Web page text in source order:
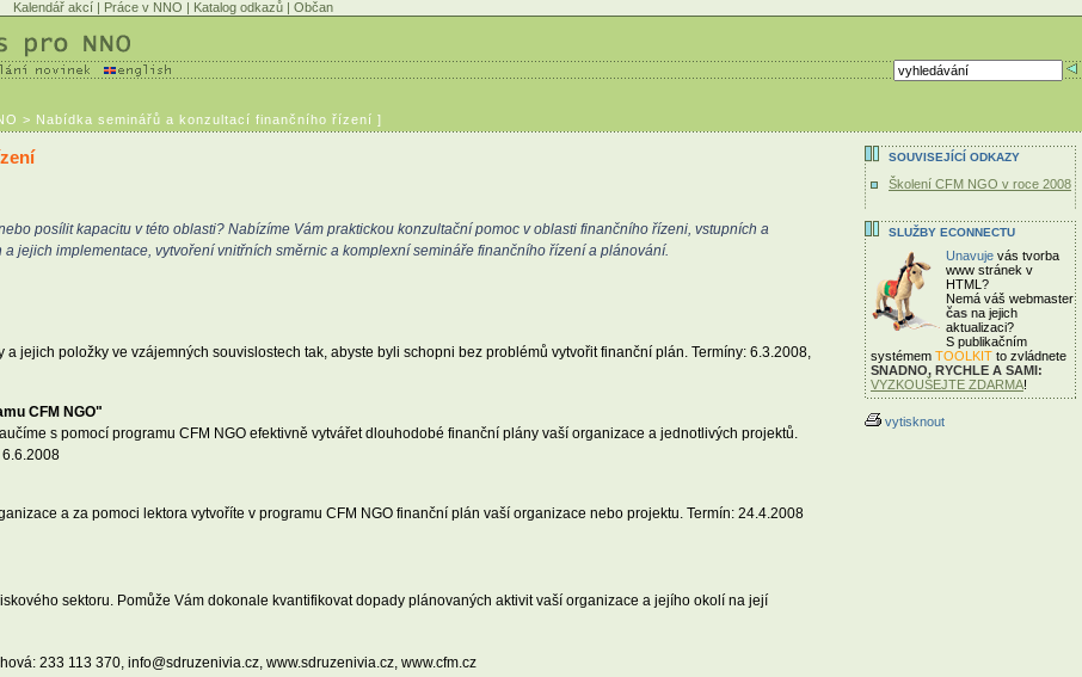
Kalendář akcí | Práce v NNO | Katalog odkazů | Občan
> Nabídka seminářů a konzultací finančního řízení ]
posílit kapacitu v této oblasti? Nabízíme Vám praktickou konzultační pomoc v oblasti finančního řízeni, vstupních a
jejich implementace, vytvoření vnitřních směrnic a komplexní semináře finančního řízení a plánování.
jejich položky ve vzájemných souvislostech tak, abyste byli schopni bez problémů vytvořit finanční plán. Termíny: 6.3.2008,
CFM NGO"
s pomocí programu CFM NGO efektivně vytvářet dlouhodobé finanční plány vaší organizace a jednotlivých projektů.
6.6.2008
a za pomoci lektora vytvoříte v programu CFM NGO finanční plán vaší organizace nebo projektu. Termín: 24.4.2008
sektoru. Pomůže Vám dokonale kvantifikovat dopady plánovaných aktivit vaší organizace a jejího okolí na její
233 113 370, info@sdruzenivia.cz, www.sdruzenivia.cz, www.cfm.cz
SOUVISEJÍCÍ ODKAZY
Školení CFM NGO v roce 2008
SLUŽBY ECONNECTU
Unavuje vás tvorba
www stránek v
HTML?
Nemá váš webmaster
čas na jejich
aktualizaci?
S publikačním
systémem TOOLKIT to zvládnete
SNADNO, RYCHLE A SAMI:
VYZKOUŠEJTE ZDARMA!
vytisknout